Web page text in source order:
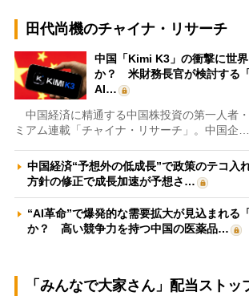
田代尚機のチャイナ・リサーチ
中国「Kimi K3」の衝撃に世
か？ 米財務長官が検討する
AI…
中国経済に精通する中国株投資の第一人者
ミアム連載「チャイナ・リサーチ」。中国企…
中国経済“予想外の低成長”で政策のテコ
方針の修正で成長加速が予想さ…
“AI革命”で爆発的な需要拡大が見込まれる
か？ 高い競争力を持つ中国の医薬品…
「みんなで大家さん」配当ストッ